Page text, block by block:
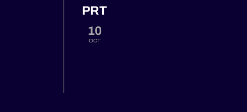
PRT
10
OCT